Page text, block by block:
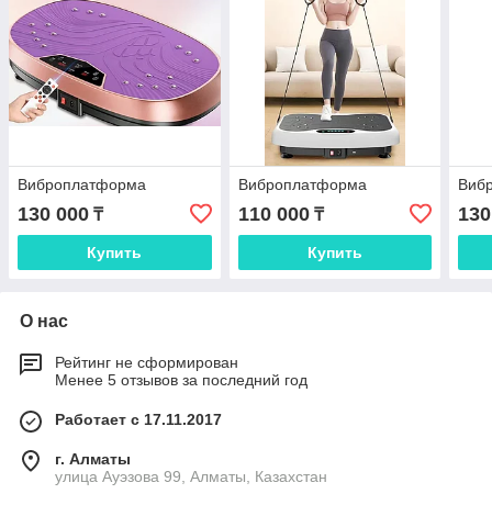
Виброплатформа
130 000 ₸
Купить
Виброплатформа
110 000₸
Купить
О нас
Рейтинг не сформирован
Менее 5 отзывов за последний год
Работает с 17.11.2017
г. Алматы
улица Ауэзова 99, Алматы, Казахстан